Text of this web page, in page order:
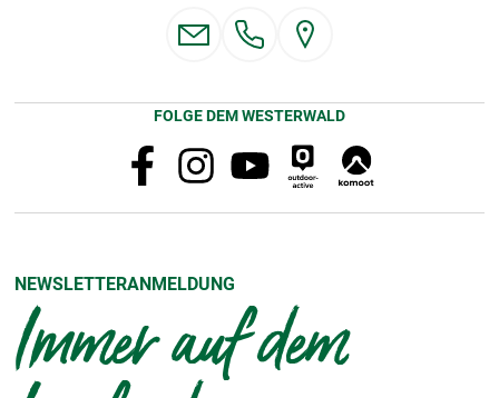
FOLGE DEM WESTERWALD
NEWSLETTERANMELDUNG
Immer auf dem